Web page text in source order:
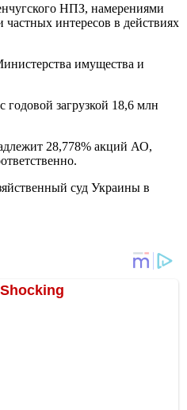
НПЗ, намерениями
интересов в действиях
имущества и
годовой загрузкой 18,6 млн
28,778% акций АО,
суд Украины в